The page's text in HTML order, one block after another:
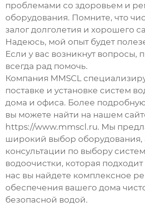
проблемами со здоровьем и
оборудования. Помните, что
залог долголетия и хорошего
Надеюсь, мой опыт будет
Если у вас возникнут вопросы,
всегда рад помочь.
Компания MMSCL
поставке и установке систем
дома и офиса. Более
вы можете найти на нашем
https://www.mmscl.ru. Мы
широкий выбор оборудования,
консультации по выбору
водоочистки, которая
нас вы найдете комплексное
обеспечения вашего дома
безопасной водой.